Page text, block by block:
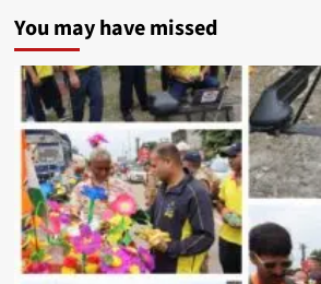
You may have missed